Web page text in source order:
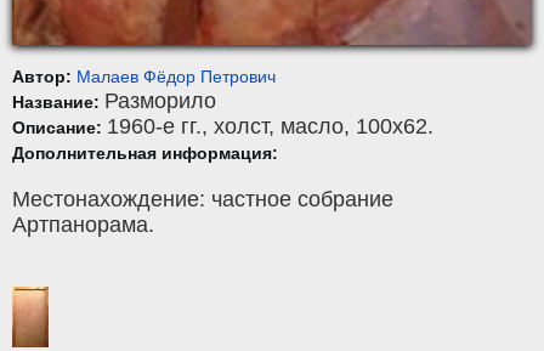
Автор: Малаев Фёдор Петрович
Название: Разморило
Описание: 1960-е гг., холст, масло, 100x62.
Дополнительная информация:
Местонахождение: частное собрание
Артпанорама.